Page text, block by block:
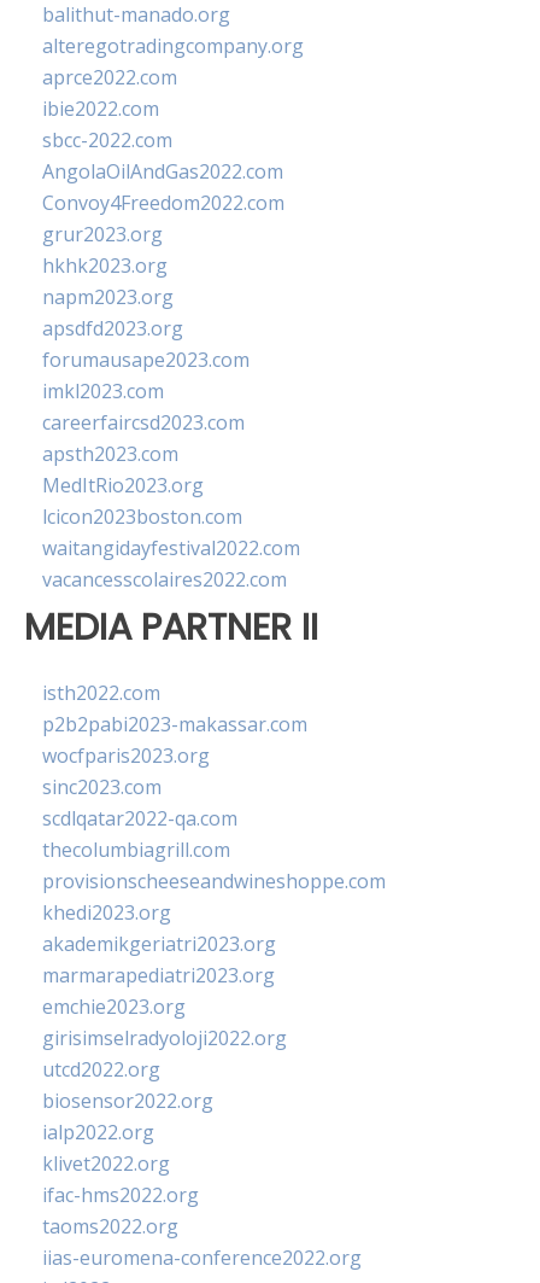
balithut-manado.org
alteregotradingcompany.org
aprce2022.com
ibie2022.com
sbcc-2022.com
AngolaOilAndGas2022.com
Convoy4Freedom2022.com
grur2023.org
hkhk2023.org
napm2023.org
apsdfd2023.org
forumausape2023.com
imkl2023.com
careerfaircsd2023.com
apsth2023.com
MedItRio2023.org
lcicon2023boston.com
waitangidayfestival2022.com
vacancesscolaires2022.com
MEDIA PARTNER II
isth2022.com
p2b2pabi2023-makassar.com
wocfparis2023.org
sinc2023.com
scdlqatar2022-qa.com
thecolumbiagrill.com
provisionscheeseandwineshoppe.com
khedi2023.org
akademikgeriatri2023.org
marmarapediatri2023.org
emchie2023.org
girisimselradyoloji2022.org
utcd2022.org
biosensor2022.org
ialp2022.org
klivet2022.org
ifac-hms2022.org
taoms2022.org
iias-euromena-conference2022.org